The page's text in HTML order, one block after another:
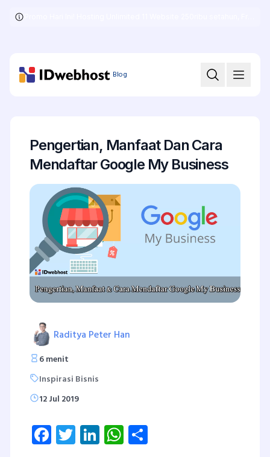
Blog
Pengertian, Manfaat Dan Cara
Mendaftar Google My Business
Raditya Peter Han
6 menit
Inspirasi Bisnis
12 Jul 2019
Facebook
Twitter
LinkedInWhatsApp